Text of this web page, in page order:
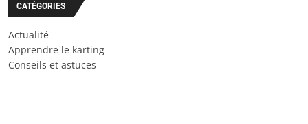
CATÉGORIES
Actualité
Apprendre le karting
Conseils et astuces